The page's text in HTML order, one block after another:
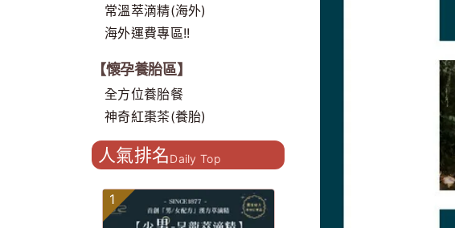
常溫萃滴精(海外)
海外運費專區!!
【懷孕養胎區】
全方位養胎餐
神奇紅棗茶(養胎)
人氣排名Daily Top
1